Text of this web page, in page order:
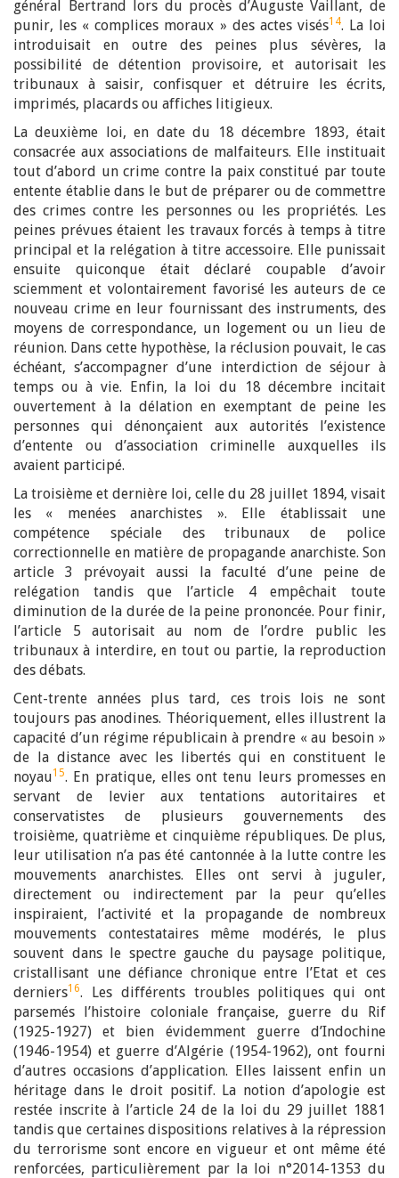
général Bertrand lors du procès d’Auguste Vaillant, de
punir, les « complices moraux » des actes visés14. La loi
introduisait en outre des peines plus sévères, la
possibilité de détention provisoire, et autorisait les
tribunaux à saisir, confisquer et détruire les écrits,
imprimés, placards ou affiches litigieux.
La deuxième loi, en date du 18 décembre 1893, était
consacrée aux associations de malfaiteurs. Elle instituait
tout d’abord un crime contre la paix constitué par toute
entente établie dans le but de préparer ou de commettre
des crimes contre les personnes ou les propriétés. Les
peines prévues étaient les travaux forcés à temps à titre
principal et la relégation à titre accessoire. Elle punissait
ensuite quiconque était déclaré coupable d’avoir
sciemment et volontairement favorisé les auteurs de ce
nouveau crime en leur fournissant des instruments, des
moyens de correspondance, un logement ou un lieu de
réunion. Dans cette hypothèse, la réclusion pouvait, le cas
échéant, s’accompagner d’une interdiction de séjour à
temps ou à vie. Enfin, la loi du 18 décembre incitait
ouvertement à la délation en exemptant de peine les
personnes qui dénonçaient aux autorités l’existence
d’entente ou d’association criminelle auxquelles ils
avaient participé.
La troisième et dernière loi, celle du 28 juillet 1894, visait
les « menées anarchistes ». Elle établissait une
compétence spéciale des tribunaux de police
correctionnelle en matière de propagande anarchiste. Son
article 3 prévoyait aussi la faculté d’une peine de
relégation tandis que l’article 4 empêchait toute
diminution de la durée de la peine prononcée. Pour finir,
l’article 5 autorisait au nom de l’ordre public les
tribunaux à interdire, en tout ou partie, la reproduction
des débats.
Cent-trente années plus tard, ces trois lois ne sont
toujours pas anodines. Théoriquement, elles illustrent la
capacité d’un régime républicain à prendre « au besoin »
de la distance avec les libertés qui en constituent le
noyau15. En pratique, elles ont tenu leurs promesses en
servant de levier aux tentations autoritaires et
conservatistes de plusieurs gouvernements des
troisième, quatrième et cinquième républiques. De plus,
leur utilisation n’a pas été cantonnée à la lutte contre les
mouvements anarchistes. Elles ont servi à juguler,
directement ou indirectement par la peur qu’elles
inspiraient, l’activité et la propagande de nombreux
mouvements contestataires même modérés, le plus
souvent dans le spectre gauche du paysage politique,
cristallisant une défiance chronique entre l’Etat et ces
derniers16. Les différents troubles politiques qui ont
parsemés l’histoire coloniale française, guerre du Rif
(1925-1927) et bien évidemment guerre d’Indochine
(1946-1954) et guerre d’Algérie (1954-1962), ont fourni
d’autres occasions d’application. Elles laissent enfin un
héritage dans le droit positif. La notion d’apologie est
restée inscrite à l’article 24 de la loi du 29 juillet 1881
tandis que certaines dispositions relatives à la répression
du terrorisme sont encore en vigueur et ont même été
renforcées, particulièrement par la loi n°2014-1353 du